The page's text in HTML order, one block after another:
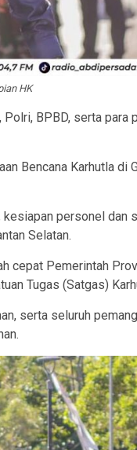
HK
BPBD, serta para
Bencana Karhutla di
personel dan
Selatan.
cepat Pemerintah
Tugas (Satgas)
serta seluruh